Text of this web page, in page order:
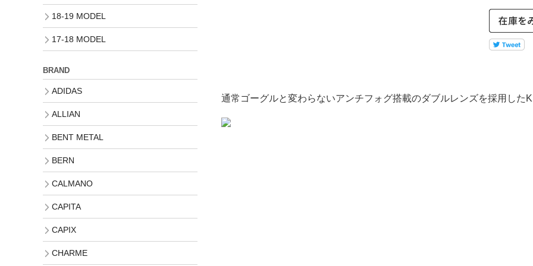
通常ゴーグルと変わらないアンチフォグ搭載のダブルレンズを採用した
18-19 MODEL
17-18 MODEL
BRAND
ADIDAS
ALLIAN
BENT METAL
BERN
CALMANO
CAPITA
CAPIX
CHARME